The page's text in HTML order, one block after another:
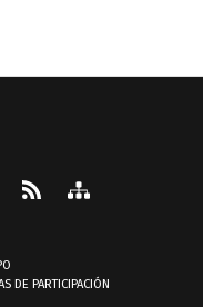
DE PARTICIPACIÓN